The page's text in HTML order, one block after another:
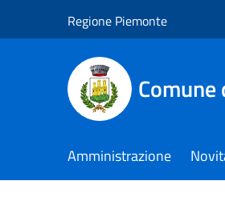
Regione Piemonte
Comune
Amministrazione